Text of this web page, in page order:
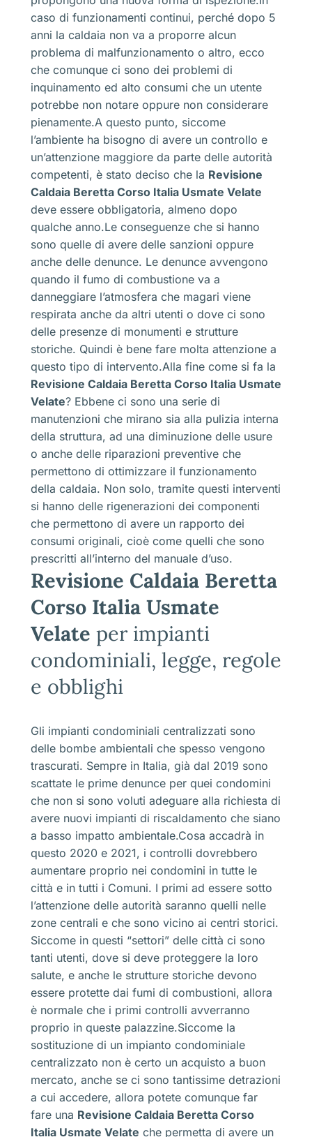
caso di funzionamenti continui, perché dopo 5
anni la caldaia non va a proporre alcun
problema di malfunzionamento o altro, ecco
che comunque ci sono dei problemi di
inquinamento ed alto consumi che un utente
potrebbe non notare oppure non considerare
pienamente.A questo punto, siccome
l’ambiente ha bisogno di avere un controllo e
un’attenzione maggiore da parte delle autorità
competenti, è stato deciso che la Revisione
Caldaia Beretta Corso Italia Usmate Velate
deve essere obbligatoria, almeno dopo
qualche anno.Le conseguenze che si hanno
sono quelle di avere delle sanzioni oppure
anche delle denunce. Le denunce avvengono
quando il fumo di combustione va a
danneggiare l’atmosfera che magari viene
respirata anche da altri utenti o dove ci sono
delle presenze di monumenti e strutture
storiche. Quindi è bene fare molta attenzione a
questo tipo di intervento.Alla fine come si fa la
Revisione Caldaia Beretta Corso Italia Usmate
Velate? Ebbene ci sono una serie di
manutenzioni che mirano sia alla pulizia interna
della struttura, ad una diminuzione delle usure
o anche delle riparazioni preventive che
permettono di ottimizzare il funzionamento
della caldaia. Non solo, tramite questi interventi
si hanno delle rigenerazioni dei componenti
che permettono di avere un rapporto dei
consumi originali, cioè come quelli che sono
prescritti all’interno del manuale d’uso.
Revisione Caldaia Beretta
Corso Italia Usmate
Velate per impianti
condominiali, legge, regole
e obblighi
Gli impianti condominiali centralizzati sono
delle bombe ambientali che spesso vengono
trascurati. Sempre in Italia, già dal 2019 sono
scattate le prime denunce per quei condomini
che non si sono voluti adeguare alla richiesta di
avere nuovi impianti di riscaldamento che siano
a basso impatto ambientale.Cosa accadrà in
questo 2020 e 2021, i controlli dovrebbero
aumentare proprio nei condomini in tutte le
città e in tutti i Comuni. I primi ad essere sotto
l’attenzione delle autorità saranno quelli nelle
zone centrali e che sono vicino ai centri storici.
Siccome in questi “settori” delle città ci sono
tanti utenti, dove si deve proteggere la loro
salute, e anche le strutture storiche devono
essere protette dai fumi di combustioni, allora
è normale che i primi controlli avverranno
proprio in queste palazzine.Siccome la
sostituzione di un impianto condominiale
centralizzato non è certo un acquisto a buon
mercato, anche se ci sono tantissime detrazioni
a cui accedere, allora potete comunque far
fare una Revisione Caldaia Beretta Corso
Italia Usmate Velate che permetta di avere un